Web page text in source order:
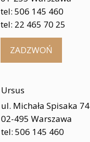
ZADZWOŃ
Ursus
ul. Michała Spisaka 74
02-495 Warszawa
tel: 506 145 460
tel: 506 145 460
tel: 22 465 70 25